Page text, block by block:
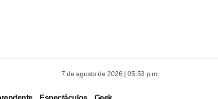
7 de agosto de 2026 | 05:53 p.m.